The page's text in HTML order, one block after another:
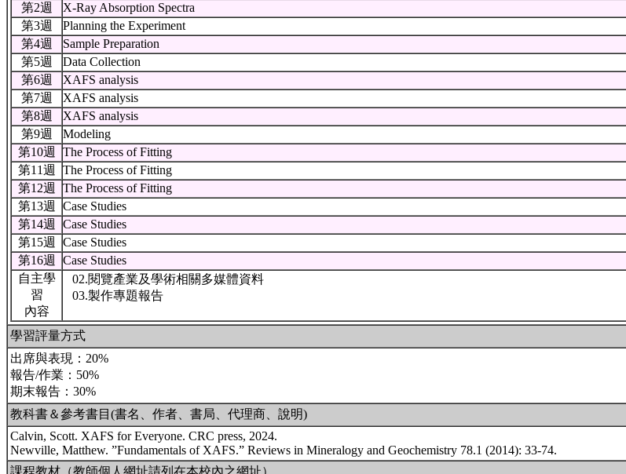
第2週
X-Ray Absorption Spectra
第3週
Planning the Experiment
第4週
Sample Preparation
第5週
Data Collection
第6週
XAFS analysis
第7週
XAFS analysis
第8週
XAFS analysis
第9週
Modeling
第10週
The Process of Fitting
第11週
The Process of Fitting
第12週
The Process of Fitting
第13週
Case Studies
第14週
Case Studies
第15週
Case Studies
第16週
Case Studies
自主學
習
內容
02.閱覽產業及學術相關多媒體資料
03.製作專題報告
學習評量方式
出席與表現：20%
報告/作業：50%
期末報告：30%
教科書＆參考書目(書名、作者、書局、代理商、說明)
Calvin, Scott. XAFS for Everyone. CRC press, 2024.
Newville, Matthew. ”Fundamentals of XAFS.” Reviews in Mineralogy and Geochemistry 78.1 (2014): 33-74.
課程教材（教師個人網址請列在本校內之網址）